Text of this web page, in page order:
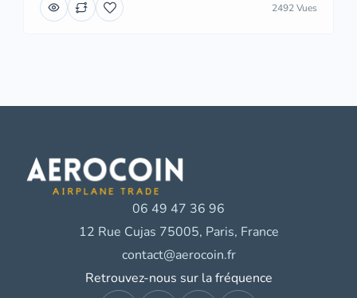
2492 Vues
06 49 47 36 96
12 Rue Cujas 75005, Paris, France
contact@aerocoin.fr
Retrouvez-nous sur la fréquence